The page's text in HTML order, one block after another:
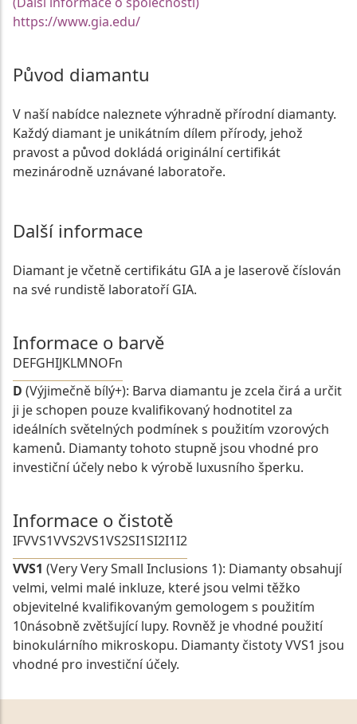
https://www.gia.edu/
Původ diamantu
V naší nabídce naleznete výhradně přírodní diamanty.
Každý diamant je unikátním dílem přírody, jehož
pravost a původ dokládá originální certifikát
mezinárodně uznávané laboratoře.
Další informace
Diamant je včetně certifikátu GIA a je laserově číslován
na své rundistě laboratoří GIA.
Informace o barvě
DEFGHIJKLMNOFn
D (Výjimečně bílý+): Barva diamantu je zcela čirá a určit
ji je schopen pouze kvalifikovaný hodnotitel za
ideálních světelných podmínek s použitím vzorových
kamenů. Diamanty tohoto stupně jsou vhodné pro
investiční účely nebo k výrobě luxusního šperku.
Informace o čistotě
IFVVS1VVS2VS1VS2SI1SI2I1I2
VVS1 (Very Very Small Inclusions 1): Diamanty obsahují
velmi, velmi malé inkluze, které jsou velmi těžko
objevitelné kvalifikovaným gemologem s použitím
10násobně zvětšující lupy. Rovněž je vhodné použití
binokulárního mikroskopu. Diamanty čistoty VVS1 jsou
vhodné pro investiční účely.